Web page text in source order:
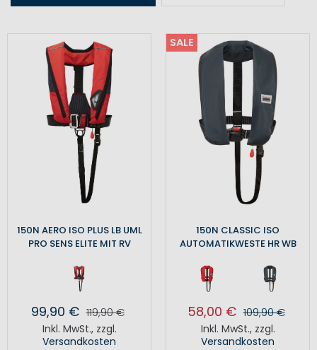
150N AERO ISO PLUS LB UML
PRO SENS ELITE MIT RV
99,90 € 119,90 €
Inkl. MwSt., zzgl.
Versandkosten
SALE
150N CLASSIC ISO
AUTOMATIKWESTE HR WB
58,00 € 109,90 €
Inkl. MwSt., zzgl.
Versandkosten